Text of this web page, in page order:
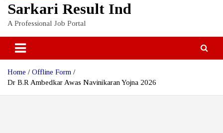
Sarkari Result Ind
A Professional Job Portal
Home
Offline Form
Dr B.R Ambedkar Awas Navinikaran Yojna 2026